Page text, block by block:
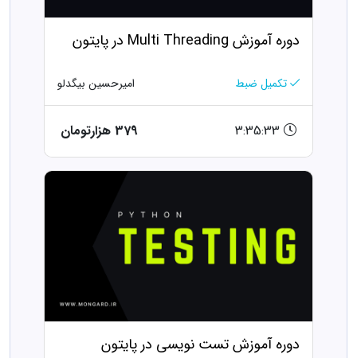
دوره آموزش Multi Threading در پایتون
تکمیل ضبط امیرحسین بیگدلو
379 هزارتومان
دوره آموزش تست نویسی در پایتون